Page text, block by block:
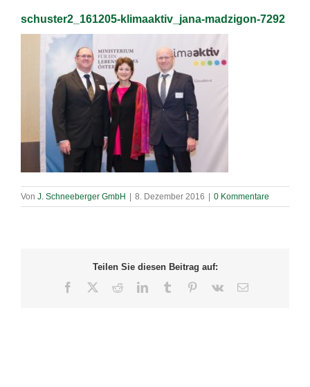
schuster2_161205-klimaaktiv_jana-madzigon-7292
Von J. Schneeberger GmbH 8. Dezember 2016 0 Kommentare
Teilen Sie diesen Beitrag auf:
Facebook RedditLinkedInTumblr Pinterest
Vk
E-